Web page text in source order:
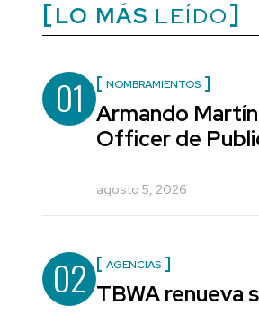
LO MÁS LEÍDO
01 NOMBRAMIENTOS
Armando
Officer de
agosto 5, 2026
02 AGENCIAS
TBWA renueva